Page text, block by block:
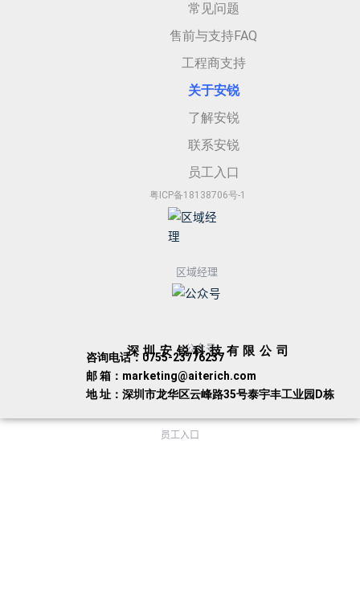
常见问题
售前与支持FAQ
工程商支持
关于安锐
了解安锐
联系安锐
员工入口
粤ICP备18138706号-1
区域经理
公众号
深圳安锐科技有限公司
咨询电话：0755-23776237
邮 箱：marketing@aiterich.com
地 址：深圳市龙华区云峰路35号泰宇丰工业园D栋
员工入口